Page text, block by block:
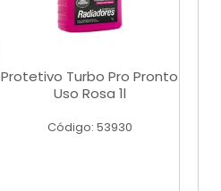
Protetivo Turbo Pro Pronto
Uso Rosa 1l
Código: 53930